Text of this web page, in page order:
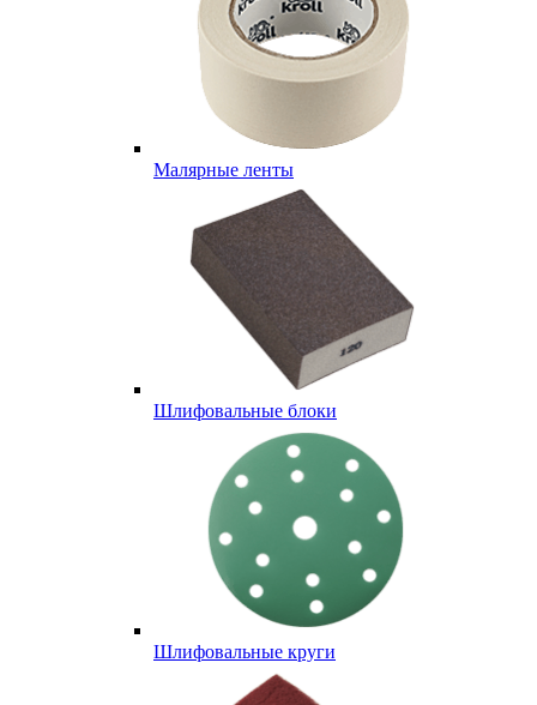
Малярные ленты
Шлифовальные блоки
Шлифовальные круги